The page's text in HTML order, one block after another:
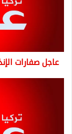
بدأت
الحرب؟!
عاجل صفارات